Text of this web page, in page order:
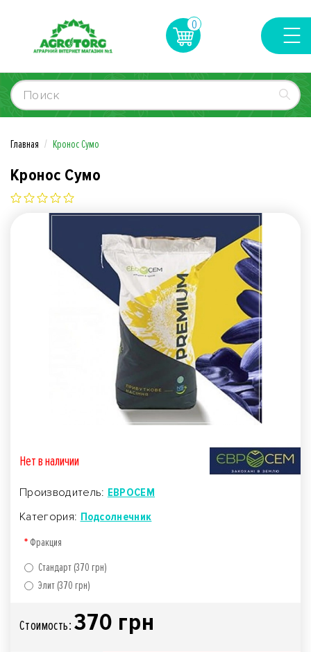
0
Главная Кронос Сумо
Кронос Сумо
Нет в наличии
Производитель: ЕВРОСЕМ
Категория: Подсолнечник
Фракция
Стандарт (370 грн)
Элит (370 грн)
Стоимость: 370 грн